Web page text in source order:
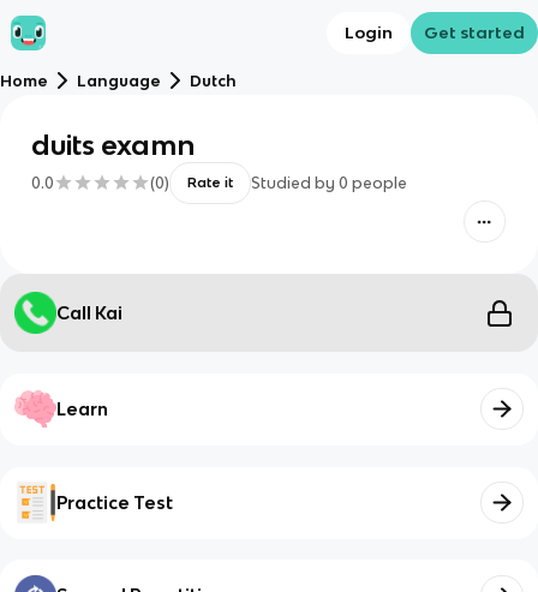
Login Get started
Home Language Dutch
duits examn
0.0 (0) Rate it Studied by 0 people
Call Kai
Learn
Practice Test